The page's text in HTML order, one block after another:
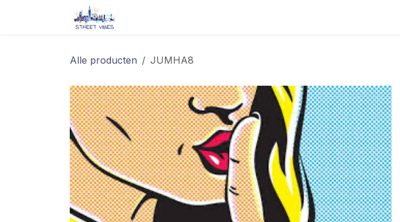
Overslaan naar inhoud
Alle producten JUMHA8